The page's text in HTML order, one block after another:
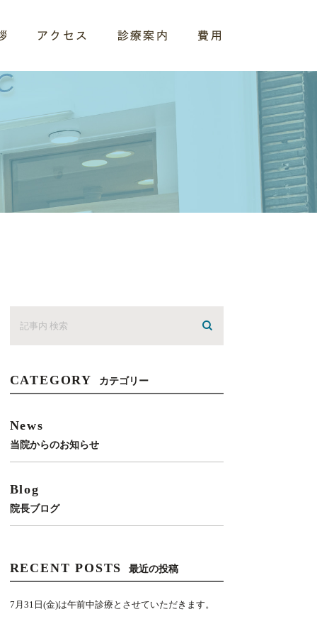
アクセス 診療案内 費用
CATEGORY カテゴリー
News
当院からのお知らせ
Blog
院長ブログ
RECENT POSTS 最近の投稿
7月31日(金)は午前中診療とさせていただきます。